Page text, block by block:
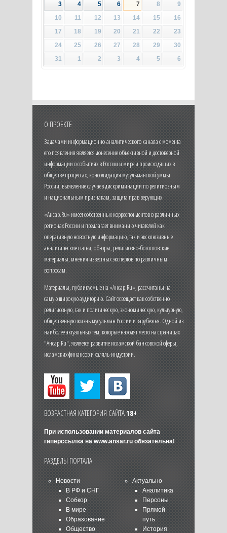
3
4 5 6 7 8
9
10
11 12 13 14 15
16
17
18 19 20 21 22
23
24
25 26 27 28 29
30
31
1 2 3 4 5 6
О ПРОЕКТЕ
Задачами информационно-аналитического канала с момента
его появления является донесение объективной и достоверной
информации о событиях в России и мире и происходящих в
обществе процессах, консолидация мусульманской уммы
России, выявление случаев дискриминации по религиозным
и национальным признакам, защита прав верующих.
«Ансар.Ru» имеет собственных корреспондентов в различных
регионах России и предлагает вниманию читателей как
оперативную новостную информацию, так и эксклюзивные
аналитические статьи, обзоры, религиозно-богословские
материалы, мнения известных экспертов по различным
вопросам.
Материалы, публикуемые на «Ансар.Ru», рассчитаны на
самую широкую аудиторию. Сайт освещает как собственно
религиозную, так и политическую, экономическую, культурную,
общественную жизнь мусульман России и зарубежья. Одной из
наиболее актуальных тем, которые находят место на страницах
"Ансар.Ru", является развитие исламской банковской сферы,
исламских финансов и халяль-индустрии.
ВОЗРАСТНАЯ КАТЕГОРИЯ САЙТА18+
При использовании материалов сайта
гиперссылка на www.ansar.ruобязательна!
РАЗДЕЛЫ ПОРТАЛА
Новости
В РФ и СНГ
Собкор
В мире
Образование
Общество
Актуально
Аналитика
Персоны
Прямой
путь
История